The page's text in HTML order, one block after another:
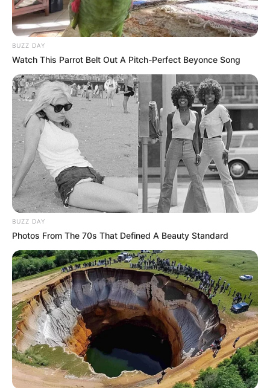
BUZZ DAY
Watch This Parrot Belt Out A Pitch-Perfect Beyonce Song
BUZZ DAY
Photos From The 70s That Defined A Beauty Standard